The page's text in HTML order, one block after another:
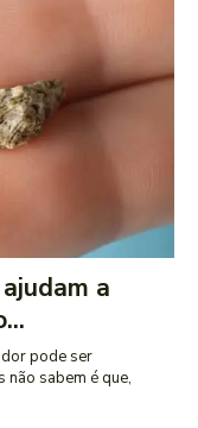
a
dor pode ser
não sabem é que,